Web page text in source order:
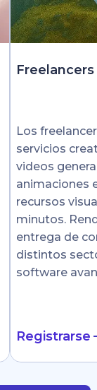
Freelancers
Los
servicios
videos
animaciones
recursos
minutos.
entrega de
distintos
software
Registrarse